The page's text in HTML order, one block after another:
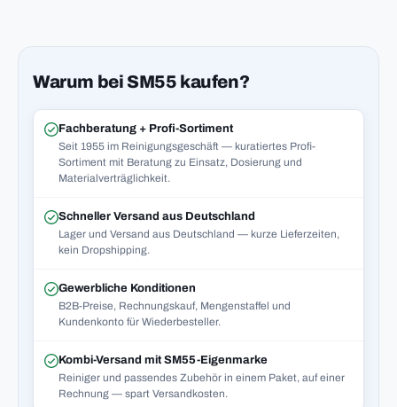
Warum bei SM55 kaufen?
Fachberatung + Profi-Sortiment
Seit 1955 im Reinigungsgeschäft — kuratiertes Profi-
Sortiment mit Beratung zu Einsatz, Dosierung und
Materialverträglichkeit.
Schneller Versand aus Deutschland
Lager und Versand aus Deutschland — kurze Lieferzeiten,
kein Dropshipping.
Gewerbliche Konditionen
B2B-Preise, Rechnungskauf, Mengenstaffel und
Kundenkonto für Wiederbesteller.
Kombi-Versand mit SM55-Eigenmarke
Reiniger und passendes Zubehör in einem Paket, auf einer
Rechnung — spart Versandkosten.